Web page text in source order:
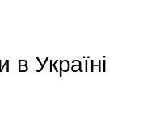
в Україні